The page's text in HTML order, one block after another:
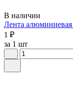
В наличии
Лента
1 ₽
за 1 шт